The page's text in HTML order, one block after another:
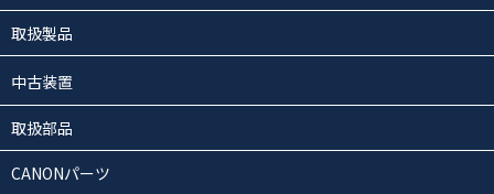
取扱製品
中古装置
取扱部品
CANONパーツ